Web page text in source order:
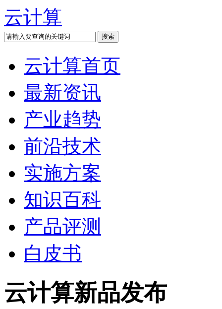
云计算
云计算首页
最新资讯
产业趋势
前沿技术
实施方案
知识百科
产品评测
白皮书
云计算新品发布